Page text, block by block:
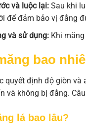
và luộc lại:Sau khi
để đảm bảo vị đắng
và sử dụng:Khi măng
bao
quyết định độ giòn và
và không bị đắng.
lá bao lâu?